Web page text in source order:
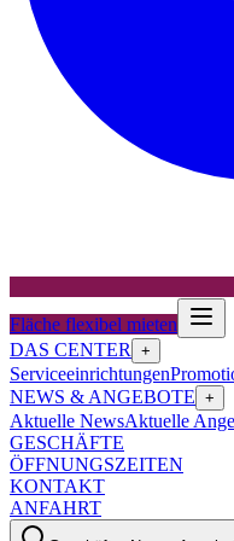
Fläche flexibel mieten
DAS CENTER
+
Serviceeinrichtungen
NEWS & ANGEBOTE +
Aktuelle NewsAktuelle
GESCHÄFTE
ÖFFNUNGSZEITEN
KONTAKT
ANFAHRT